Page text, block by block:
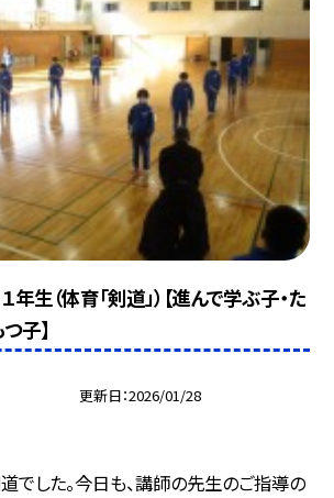
年生（体育「剣道」）【進んで学ぶ子・た
子】
更新日 2026/01/28
でした。今日も、講師の先生のご指導の